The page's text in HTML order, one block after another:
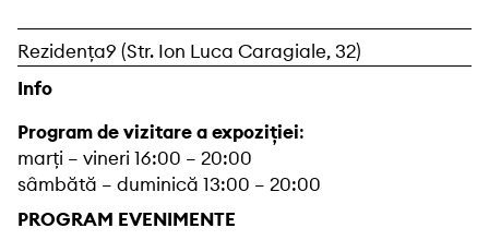
Rezidența9 (Str. Ion Luca Caragiale, 32)
Info
Program de vizitare a expoziției:
marți – vineri 16:00 – 20:00
sâmbătă – duminică 13:00 – 20:00
PROGRAM EVENIMENTE